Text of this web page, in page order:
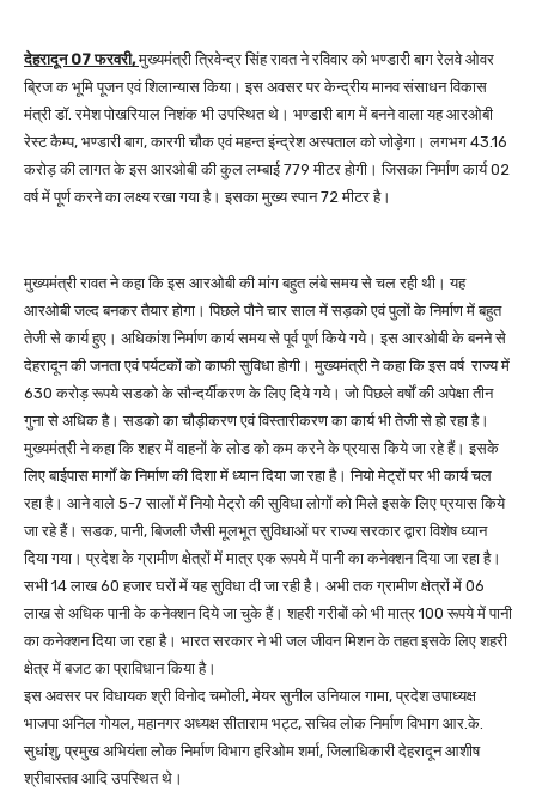
देहरादून 07 फरवरी,मुख्यमंत्री त्रिवेन्द्र सिंह रावत ने रविवार को भण्डारी बाग रेलवे ओवर
ब्रिज क भूमि पूजन एवं शिलान्यास किया। इस अवसर पर केन्द्रीय मानव संसाधन विकास
मंत्री डॉ. रमेश पोखरियाल निशंक भी उपस्थित थे। भण्डारी बाग में बनने वाला यह आरओबी
रेस्ट कैम्प, भण्डारी बाग, कारगी चौक एवं महन्त इंन्द्रेश अस्पताल को जोड़ेगा। लगभग 43.16
करोड़ की लागत के इस आरओबी की कुल लम्बाई 779 मीटर होगी। जिसका निर्माण कार्य 02
वर्ष में पूर्ण करने का लक्ष्य रखा गया है। इसका मुख्य स्पान 72 मीटर है।
मुख्यमंत्री रावत ने कहा कि इस आरओबी की मांग बहुत लंबे समय से चल रही थी। यह
आरओबी जल्द बनकर तैयार होगा। पिछले पौने चार साल में सड़को एवं पुलों के निर्माण में बहुत
तेजी से कार्य हुए। अधिकांश निर्माण कार्य समय से पूर्व पूर्ण किये गये। इस आरओबी के बनने से
देहरादून की जनता एवं पर्यटकों को काफी सुविधा होगी। मुख्यमंत्री ने कहा कि इस वर्ष राज्य में
630 करोड़ रूपये सडको के सौन्दर्यीकरण के लिए दिये गये। जो पिछले वर्षों की अपेक्षा तीन
गुना से अधिक है। सडको का चौड़ीकरण एवं विस्तारीकरण का कार्य भी तेजी से हो रहा है।
मुख्यमंत्री ने कहा कि शहर में वाहनों के लोड को कम करने के प्रयास किये जा रहे हैं। इसके
लिए बाईपास मार्गों के निर्माण की दिशा में ध्यान दिया जा रहा है। नियो मेट्रों पर भी कार्य चल
रहा है। आने वाले 5-7 सालों में नियो मेट्रो की सुविधा लोगों को मिले इसके लिए प्रयास किये
जा रहे हैं। सडक, पानी, बिजली जैसी मूलभूत सुविधाओं पर राज्य सरकार द्वारा विशेष ध्यान
दिया गया। प्रदेश के ग्रामीण क्षेत्रों में मात्र एक रूपये में पानी का कनेक्शन दिया जा रहा है।
सभी 14 लाख 60 हजार घरों में यह सुविधा दी जा रही है। अभी तक ग्रामीण क्षेत्रों में 06
लाख से अधिक पानी के कनेक्शन दिये जा चुके हैं। शहरी गरीबों को भी मात्र 100 रूपये में पानी
का कनेक्शन दिया जा रहा है। भारत सरकार ने भी जल जीवन मिशन के तहत इसके लिए शहरी
क्षेत्र में बजट का प्राविधान किया है।
इस अवसर पर विधायक श्री विनोद चमोली, मेयर सुनील उनियाल गामा, प्रदेश उपाध्यक्ष
भाजपा अनिल गोयल, महानगर अध्यक्ष सीताराम भट्ट, सचिव लोक निर्माण विभाग आर.के.
सुधांशु, प्रमुख अभियंता लोक निर्माण विभाग हरिओम शर्मा, जिलाधिकारी देहरादून आशीष
श्रीवास्तव आदि उपस्थित थे।